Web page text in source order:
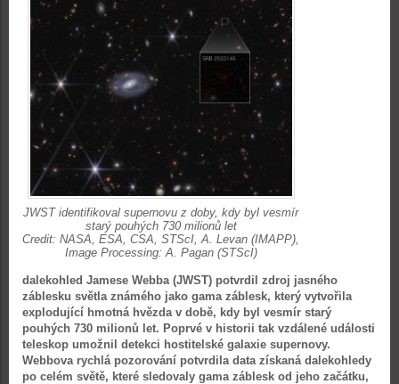
JWST identifikoval supernovu z doby, kdy byl vesmír
starý pouhých 730 milionů let
Credit: NASA, ESA, CSA, STScI, A. Levan (IMAPP),
Image Processing: A. Pagan (STScI)
dalekohled Jamese Webba (JWST) potvrdil zdroj jasného
záblesku světla známého jako gama záblesk, který vytvořila
explodující hmotná hvězda v době, kdy byl vesmír starý
pouhých 730 milionů let. Poprvé v historii tak vzdálené události
teleskop umožnil detekci hostitelské galaxie supernovy.
Webbova rychlá pozorování potvrdila data získaná dalekohledy
po celém světě, které sledovaly gama záblesk od jeho začátku,